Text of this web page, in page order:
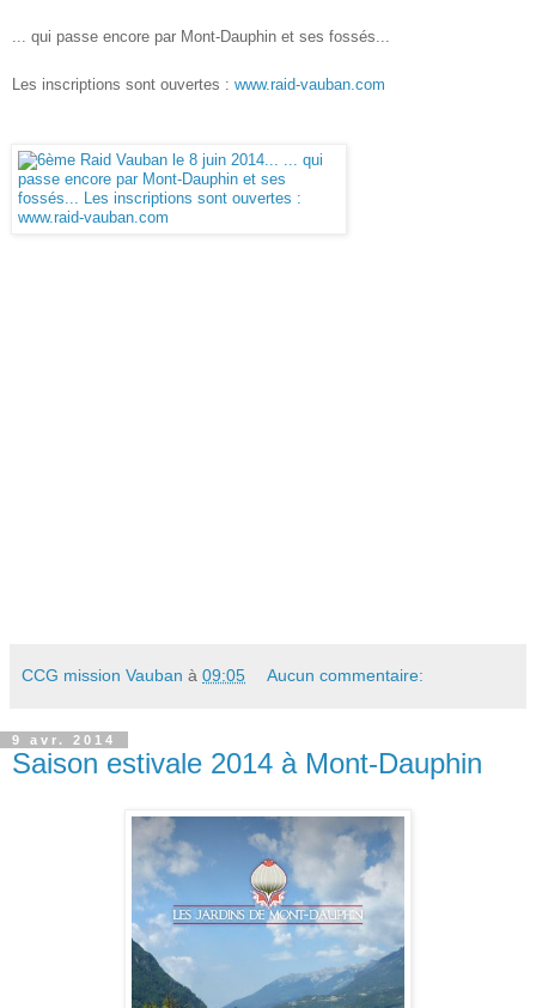
... qui passe encore par Mont-Dauphin et ses fossés...
Les inscriptions sont ouvertes : www.raid-vauban.com
CCG mission Vauban à 09:05 Aucun commentaire:
9 avr. 2014
Saison estivale 2014 à Mont-Dauphin